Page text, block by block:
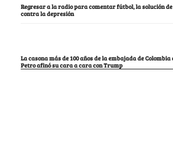
Regresar a la radio para comentar fútbol, la solución
contra la depresión
La casona más de 100 años de la embajada de
Petro afinó su cara a cara con Trump